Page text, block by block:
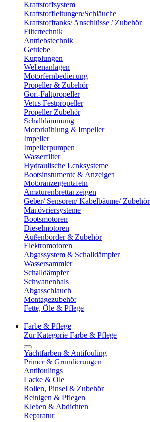
Kraftstoffsystem
Kraftstoffleitungen/Schläuche
Kraftstofftanks/ Anschlüsse / Zubehör
Filtertechnik
Antriebstechnik
Getriebe
Kupplungen
Wellenanlagen
Motorfernbedienung
Propeller & Zubehör
Gori-Faltpropeller
Vetus Festpropeller
Propeller Zubehör
Schalldämmung
Motorkühlung & Impeller
Impeller
Impellerpumpen
Wasserfilter
Hydraulische Lenksysteme
Bootsinstumente & Anzeigen
Motoranzeigentafeln
Amaturenbrettanzeigen
Geber/ Sensoren/ Kabelbäume/ Zubehör
Manövriersysteme
Bootsmotoren
Dieselmotoren
Außenborder & Zubehör
Elektromotoren
Abgassystem & Schalldämpfer
Wassersammler
Schalldämpfer
Schwanenhals
Abgasschlauch
Montagezubehör
Fette, Öle & Pflege
Farbe & Pflege
Zur Kategorie Farbe & Pflege
Yachtfarben & Antifouling
Primer & Grundierungen
Antifoulings
Lacke & Öle
Rollen, Pinsel & Zubehör
Reinigen & Pflegen
Kleben & Abdichten
Reparatur